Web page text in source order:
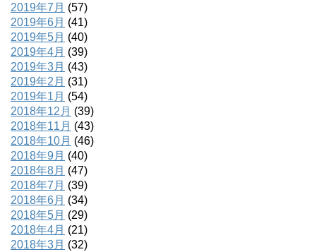
2019年7月 (57)
2019年6月 (41)
2019年5月 (40)
2019年4月 (39)
2019年3月 (43)
2019年2月 (31)
2019年1月 (54)
2018年12月 (39)
2018年11月 (43)
2018年10月 (46)
2018年9月 (40)
2018年8月 (47)
2018年7月 (39)
2018年6月 (34)
2018年5月 (29)
2018年4月 (21)
2018年3月 (32)